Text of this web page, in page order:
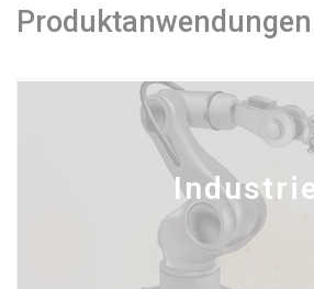
Produktanwendungen